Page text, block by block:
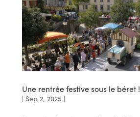
Une rentrée festive sous le béret !
Sep 2, 2025